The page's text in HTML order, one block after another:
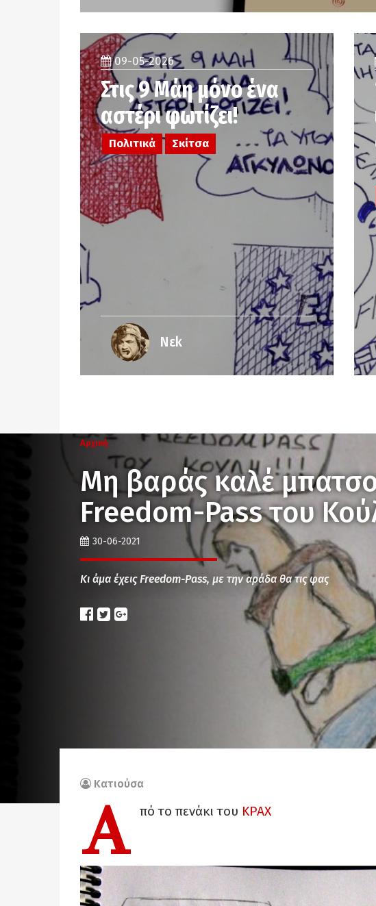
09-05-2026
Στις 9 Μάη μόνο ένα
αστέρι φωτίζει!
Πολιτικά Σκίτσα
Νεk
Αρχική
Μη βαράς καλέ
Freedom-Pass του
30-06-2021
Κι άμα έχεις Freedom-Pass, με την αράδα θα τις φας
Κατιούσα
Α πό το πενάκι του ΚΡΑΧ